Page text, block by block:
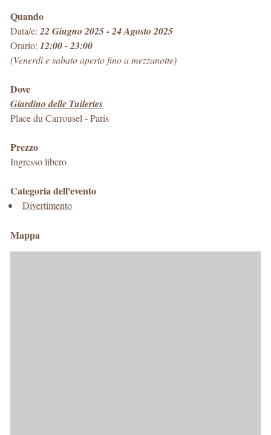
Quando
Data/e: 22 Giugno 2025 - 24 Agosto 2025
Orario: 12:00 - 23:00
(Venerdì e sabato aperto fino a mezzanotte)
Dove
Giardino delle Tuileries
Place du Carrousel -Paris
Prezzo
Ingresso libero
Categoria dell'evento
Divertimento
Mappa